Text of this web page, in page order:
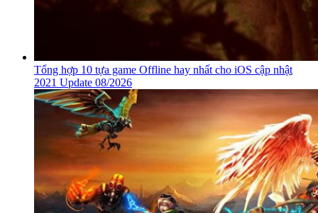
Tổng hợp 10 tựa game Offline hay nhất cho iOS cập nhật
2021 Update 08/2026